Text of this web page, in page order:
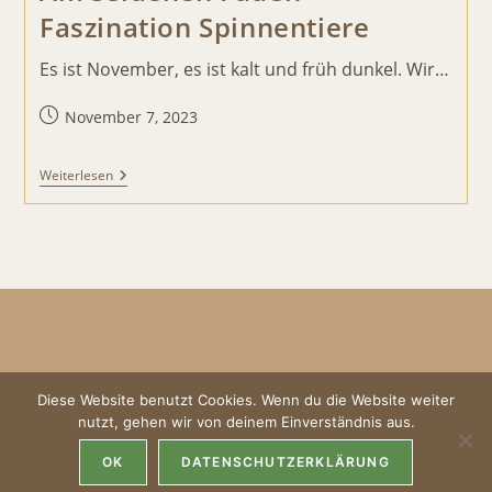
Faszination Spinnentiere
Es ist November, es ist kalt und früh dunkel. Wir…
BeitragNovember 7, 2023
WeiterlesenAm
Seidenen
Faden
Impressum AGBs Datenschutz
Copyright 2026 - Hof Schriever
Diese Website benutzt Cookies. Wenn du die Website weiter
nutzt, gehen wir von deinem Einverständnis aus.
OK DATENSCHUTZERKLÄRUNG